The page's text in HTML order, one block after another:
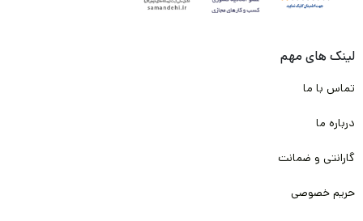
به شما بابت تک تک این دغدغه ها و سوال ها حق می دهیم .
به صورت اختصاصی برای لنت ترمز دات کام تامین و تولید کرده اند که
دقیقا پاسخگو تمامی دغدغه و سوال های شما باشد.
پس به خاطر همین موضوع، با خیال راحت این محصول را برای شما
لینک های مهم
تماس با ما
درباره ما
گارانتی و ضمانت
حریم خصوصی